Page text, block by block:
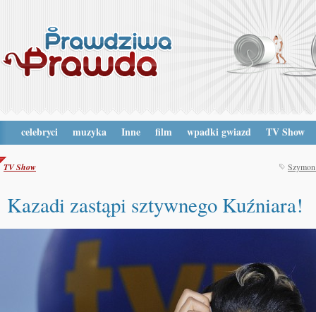
celebryci muzyka Inne film wpadki gwiazd TV Show
TV Show
Kazadi zastąpi sztywnego Kuźniara!